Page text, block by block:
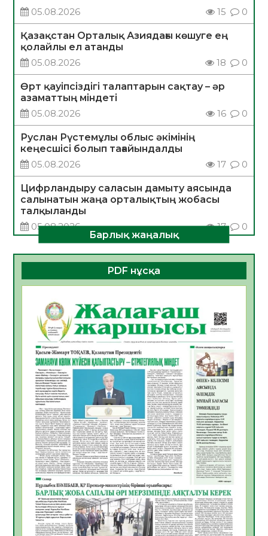
05.08.2026
15 0
Қазақстан Орталық Азиядағы көшуге ең
қолайлы ел атанды
05.08.2026
18 0
Өрт қауіпсіздігі талаптарын сақтау – әр
азаматтың міндеті
05.08.2026
16 0
Руслан Рүстемұлы облыс әкімінің
кеңесшісі болып тағайындалды
05.08.2026
17 0
Цифрландыру саласын дамыту аясында
салынатын жаңа орталықтың жобасы
талқыланды
05.08.2026
17 0
құралдарының таныстырылымы өтті
05.08.2026
17 0
Қазақстандықтардың 72,3%-ы жаңа
Құрылтай үшін дауыс беруге дайын
05.08.2026
18
ӘРБІР ДАУЫС – ҚОҒАМ ДАМУЫНА
ҚОСЫЛҒАН ҮЛЕС
05.08.2026
25
ҚҰРЫЛТАЙ САЙЛАУЫ – БІРЛІК ПЕН
ЖАУАПКЕРШІЛІККЕ БАСТАЙТЫН ҚАДАМ
05.08.2026
23
Мектептен – Ұлттық ұлан сапына
04.08.2026
34
Үкіметтік емес ұйымдарға арналған
сыйлықақы конкурсына өтінім қабылдау
басталды
04.08.2026
38
Барлық жаңалық
PDF нұсқа